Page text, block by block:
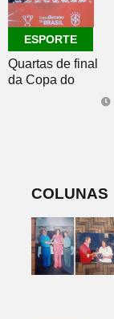
ESPORTE
Quartas de final
da Copa do
Brasil 2026: veja
COLUNAS